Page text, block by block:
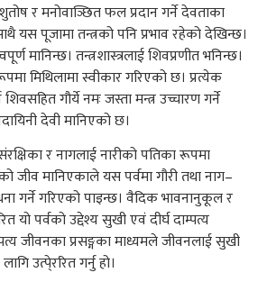
र मनोवाञ्छित फल प्रदान गर्ने देवताका
पूजामा तन्त्रको पनि प्रभाव रहेको देखिन्छ।
मानिन्छ। तन्त्रशास्त्रलाई शिवप्रणीत भनिन्छ।
मिथिलामा स्वीकार गरिएको छ। प्रत्येक
गौर्ये नमः जस्ता मन्त्र उच्चारण गर्ने
देवी मानिएको छ।
र नागलाई नारीको पतिका रूपमा
जीव मानिएकाले यस पर्वमा गौरी तथा नाग–
गर्ने गरिएको पाइन्छ। वैदिक भावनानुकूल र
यो पर्वको उद्देश्य सुखी एवं दीर्घ दाम्पत्य
जीवनका प्रसङ्गका माध्यमले जीवनलाई सुखी
उत्पे्ररित गर्नु हो।